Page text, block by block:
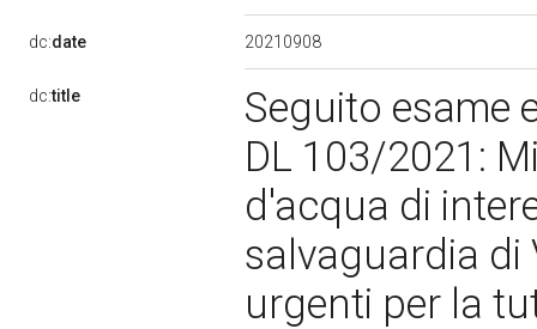
dc:date 20210908
dc:title
Seguito esame
DL 103/2021:
d'acqua di
salvaguardia di
urgenti per la